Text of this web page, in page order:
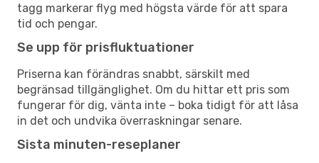
tagg markerar flyg med högsta värde för att spara
tid och pengar.
Se upp för prisfluktuationer
Priserna kan förändras snabbt, särskilt med
begränsad tillgänglighet. Om du hittar ett pris som
fungerar för dig, vänta inte – boka tidigt för att låsa
in det och undvika överraskningar senare.
Sista minuten-reseplaner